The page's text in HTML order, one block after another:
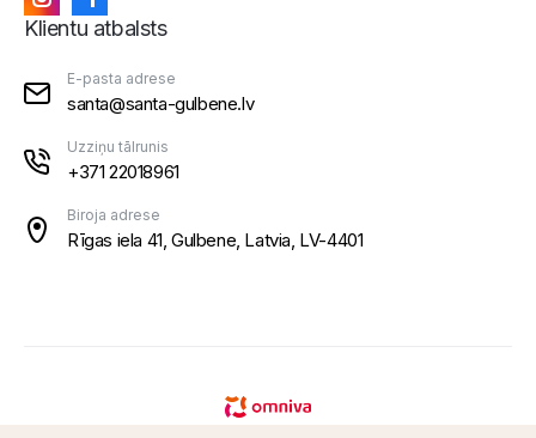
Klientu atbalsts
E-pasta adrese
santa@santa-gulbene.lv
Uzziņu tālrunis
+371 22018961
Biroja adrese
Rīgas iela 41, Gulbene, Latvia, LV-4401